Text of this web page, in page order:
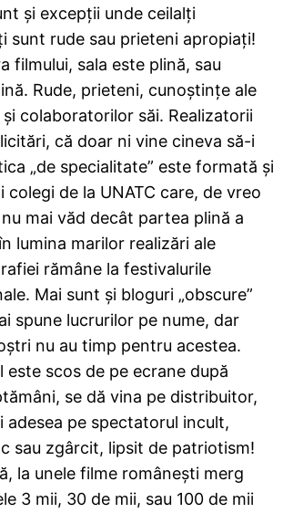
și excepții unde ceilalți
sunt rude sau prieteni apropiați!
filmului, sala este plină, sau
Rude, prieteni, cunoștințe ale
colaboratorilor săi. Realizatorii
că doar ni vine cineva să-i
„de specialitate” este formată și
colegi de la UNATC care, de vreo
mai văd decât partea plină a
lumina marilor realizări ale
rămâne la festivalurile
Mai sunt și bloguri „obscure”
spune lucrurilor pe nume, dar
nu au timp pentru acestea.
este scos de pe ecrane după
se dă vina pe distribuitor,
adesea pe spectatorul incult,
sau zgârcit, lipsit de patriotism!
la unele filme românești merg
3 mii, 30 de mii, sau 100 de mii